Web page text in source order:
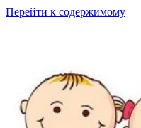
Перейти к содержимому